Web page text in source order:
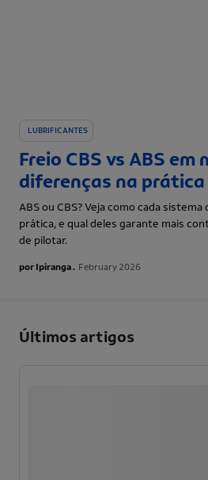
LUBRIFICANTES
Freio CBS vs ABS em
diferenças na
ABS ou CBS? Veja como cada
prática, e qual deles garante mais
de pilotar.
por Ipiranga . February 2026
Últimos artigos